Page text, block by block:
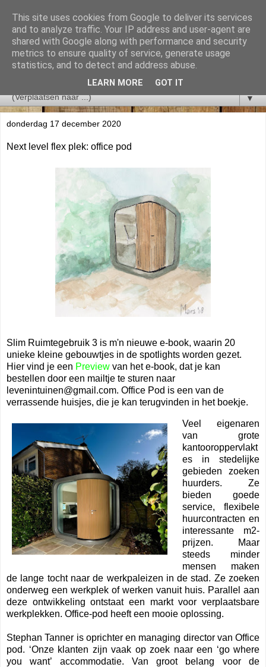
▼
donderdag 17 december 2020
Next level flex plek: office pod
Slim Ruimtegebruik 3 is m'n nieuwe e-book, waarin 20
unieke kleine gebouwtjes in de spotlights worden gezet.
Hier vind je een Preview van het e-book, dat je kan
bestellen door een mailtje te sturen naar
levenintuinen@gmail.com. Office Pod is een van de
verrassende huisjes, die je kan terugvinden in het boekje.
Veel eigenaren
van grote
kantooroppervlakt
es in stedelijke
gebieden zoeken
huurders. Ze
bieden goede
service, flexibele
huurcontracten en
interessante m2-
prijzen. Maar
steeds minder
mensen maken
de lange tocht naar de werkpaleizen in de stad. Ze zoeken
onderweg een werkplek of werken vanuit huis. Parallel aan
deze ontwikkeling ontstaat een markt voor verplaatsbare
werkplekken. Office-pod heeft een mooie oplossing.
Stephan Tanner is oprichter en managing director van Office
pod. ‘Onze klanten zijn vaak op zoek naar een ‘go where
you want’ accommodatie. Van groot belang voor de
This site uses cookies from Google to deliver its services
and to analyze traffic. Your IP address and user-agent are
shared with Google along with performance and security
metrics to ensure quality of service, generate usage
statistics, and to detect and address abuse.
LEARN MORE GOT IT